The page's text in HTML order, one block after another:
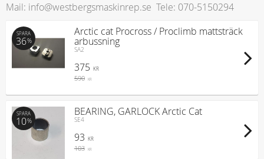
Mail: info@westbergsmaskinrep.se Tele: 070-5150294
Arctic cat Procross / Proclimb mattsträck
arbussning
SA2
375 KR
590 KR
SPARA
36%
BEARING, GARLOCK Arctic Cat
SE4
93 KR
103 KR
SPARA
10%